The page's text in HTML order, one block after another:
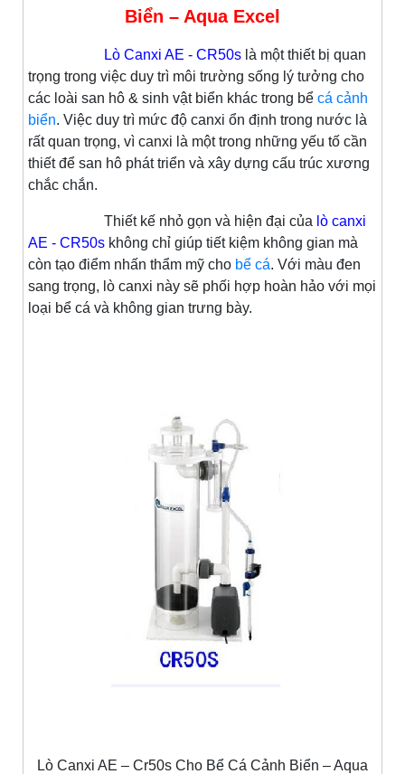
Biển – Aqua Excel
Lò Canxi AE - CR50s là một thiết bị quan
trọng trong việc duy trì môi trường sống lý tưởng cho
các loài san hô & sinh vật biển khác trong bể cá cảnh
biển. Việc duy trì mức độ canxi ổn định trong nước là
rất quan trọng, vì canxi là một trong những yếu tố cần
thiết để san hô phát triển và xây dựng cấu trúc xương
chắc chắn.
Thiết kế nhỏ gọn và hiện đại của lò canxi
AE - CR50s không chỉ giúp tiết kiệm không gian mà
còn tạo điểm nhấn thẩm mỹ cho bể cá. Với màu đen
sang trọng, lò canxi này sẽ phối hợp hoàn hảo với mọi
loại bể cá và không gian trưng bày.
Lò Canxi AE – Cr50s Cho Bể Cá Cảnh Biển – Aqua